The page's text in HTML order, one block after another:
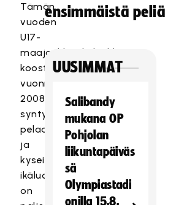
Tämän
vuoden
U17-
maajoukkueikäluokka
koostuu
vuonna
2008
syntyneistä
pelaajista
ja
kyseisessä
ikäluokassa
on
ensimmäistä peliä
UUSIMMAT
Salibandy
mukana OP
Pohjolan
liikuntapäiväs
sä
Olympiastadi
onilla 15.8.